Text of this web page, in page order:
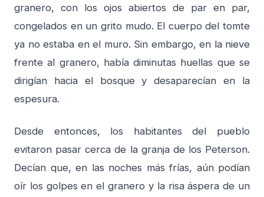
granero, con los ojos abiertos de par en par,
congelados en un grito mudo. El cuerpo del tomte
ya no estaba en el muro. Sin embargo, en la nieve
frente al granero, había diminutas huellas que se
dirigían hacia el bosque y desaparecían en la
espesura.
Desde entonces, los habitantes del pueblo
evitaron pasar cerca de la granja de los Peterson.
Decían que, en las noches más frías, aún podían
oír los golpes en el granero y la risa áspera de un